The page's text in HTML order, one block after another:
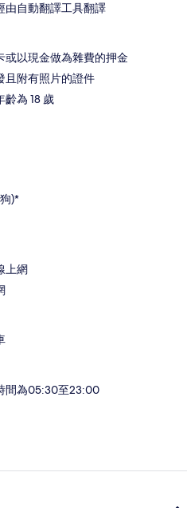
由自動翻譯工具翻譯
或以現金做為雜費的押金
且附有照片的證件
為 18 歲
)*
上網
間為05:30至23:00